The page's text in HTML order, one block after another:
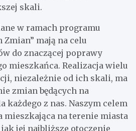
skali.
w ramach programu
mają na celu
do znaczącej poprawy
mieszkańca. Realizacja wielu
niezależnie od ich skali, ma
zmian będących na
każdego z nas. Naszym celem
mieszkająca na terenie miasta
jak jej najbliższe otoczenie